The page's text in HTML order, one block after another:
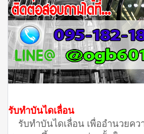
รับทำบันไดเลื่อน
รับทำบันไดเลื่อน เพื่ออำนวยคว